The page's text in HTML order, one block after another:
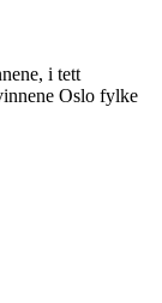
i tett
Oslo fylke